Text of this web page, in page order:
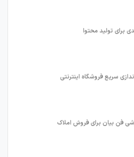
سریع فروشگاه اینترنتی
فن بیان برای فروش املاک